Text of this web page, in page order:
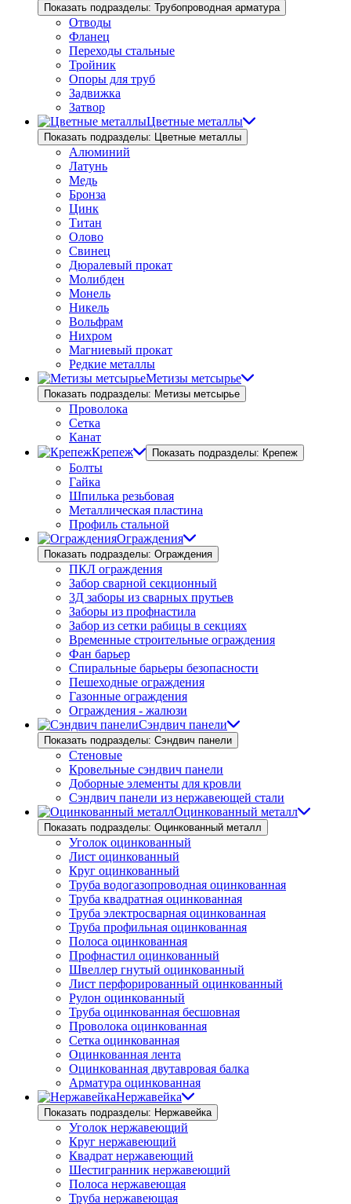
Показать подразделы: Трубопроводная арматура
Отводы
Фланец
Переходы стальные
Тройник
Опоры для труб
Задвижка
Затвор
Цветные металлы
Показать подразделы: Цветные металлы
Алюминий
Латунь
Медь
Бронза
Цинк
Титан
Олово
Свинец
Дюралевый прокат
Молибден
Монель
Никель
Вольфрам
Нихром
Магниевый прокат
Редкие металлы
Метизы метсырье
Показать подразделы: Метизы метсырье
Проволока
Сетка
Канат
Крепеж
Показать подразделы: Крепеж
Болты
Гайка
Шпилька резьбовая
Металлическая пластина
Профиль стальной
Ограждения
Показать подразделы: Ограждения
ПКЛ ограждения
Забор сварной секционный
3Д заборы из сварных прутьев
Заборы из профнастила
Забор из сетки рабицы в секциях
Временные строительные ограждения
Фан барьер
Спиральные барьеры безопасности
Пешеходные ограждения
Газонные ограждения
Ограждения - жалюзи
Сэндвич панели
Показать подразделы: Сэндвич панели
Стеновые
Кровельные сэндвич панели
Доборные элементы для кровли
Сэндвич панели из нержавеющей стали
Оцинкованный металл
Показать подразделы: Оцинкованный металл
Уголок оцинкованный
Лист оцинкованный
Круг оцинкованный
Труба водогазопроводная оцинкованная
Труба квадратная оцинкованная
Труба электросварная оцинкованная
Труба профильная оцинкованная
Полоса оцинкованная
Профнастил оцинкованный
Швеллер гнутый оцинкованный
Лист перфорированный оцинкованный
Рулон оцинкованный
Труба оцинкованная бесшовная
Проволока оцинкованная
Сетка оцинкованная
Оцинкованная лента
Оцинкованная двутавровая балка
Арматура оцинкованная
Нержавейка
Показать подразделы: Нержавейка
Уголок нержавеющий
Круг нержавеющий
Квадрат нержавеющий
Шестигранник нержавеющий
Полоса нержавеющая
Труба нержавеющая